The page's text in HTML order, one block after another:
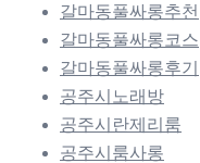
갈마동풀싸롱추천
갈마동풀싸롱코스
갈마동풀싸롱후기
공주시노래방
공주시란제리룸
공주시룸사롱